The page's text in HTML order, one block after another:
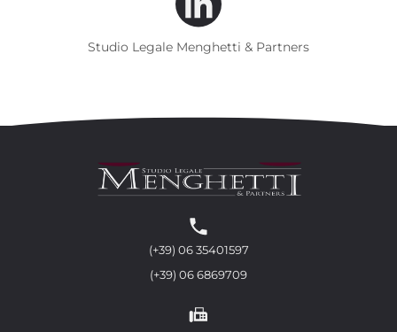
Studio Legale Menghetti & Partners
(+39) 06 35401597
(+39) 06 6869709